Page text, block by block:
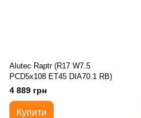
Alutec Raptr (R17 W7.5
PCD5x108 ET45 DIA70.1 RB)
4 889 грн
Купити